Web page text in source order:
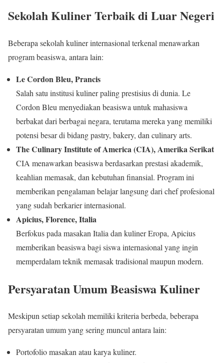
Sekolah Kuliner Terbaik di Luar Negeri
Beberapa sekolah kuliner internasional terkenal menawarkan
program beasiswa, antara lain:
Le Cordon Bleu, Prancis
Salah satu institusi kuliner paling prestisius di dunia. Le
Cordon Bleu menyediakan beasiswa untuk mahasiswa
berbakat dari berbagai negara, terutama mereka yang memiliki
potensi besar di bidang pastry, bakery, dan culinary arts.
The Culinary Institute of America (CIA), Amerika Serikat
CIA menawarkan beasiswa berdasarkan prestasi akademik,
keahlian memasak, dan kebutuhan finansial. Program ini
memberikan pengalaman belajar langsung dari chef profesional
yang sudah berkarier internasional.
Apicius, Florence, Italia
Berfokus pada masakan Italia dan kuliner Eropa, Apicius
memberikan beasiswa bagi siswa internasional yang ingin
memperdalam teknik memasak tradisional maupun modern.
Persyaratan Umum Beasiswa Kuliner
Meskipun setiap sekolah memiliki kriteria berbeda, beberapa
persyaratan umum yang sering muncul antara lain:
Portofolio masakan atau karya kuliner.